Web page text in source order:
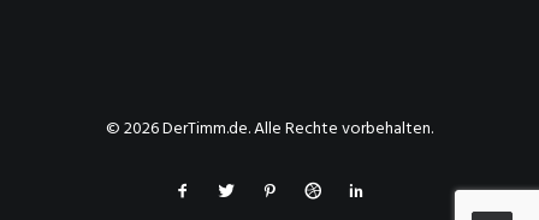
© 2026 DerTimm.de. Alle Rechte vorbehalten.